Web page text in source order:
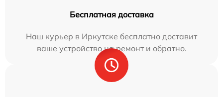
Бесплатная доставка
Наш курьер в Иркутске бесплатно доставит
ваше устройство на ремонт и обратно.